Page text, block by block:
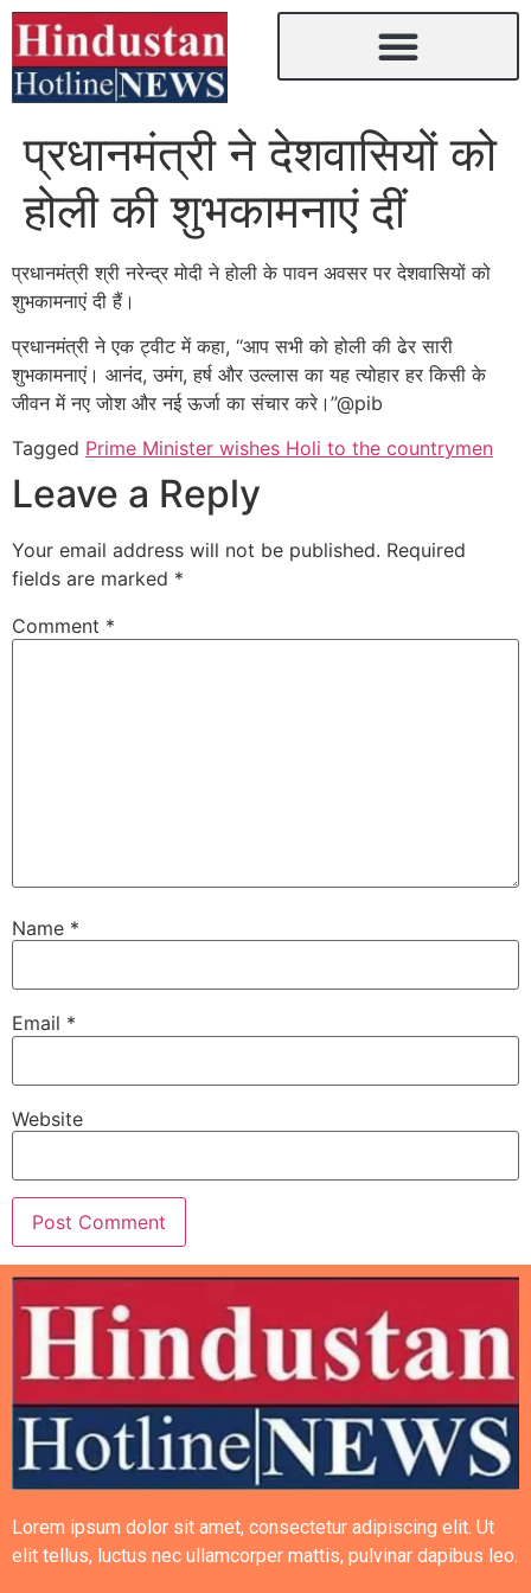
प्रधानमंत्री ने देशवासियों को
होली की शुभकामनाएं दीं
प्रधानमंत्री श्री नरेन्द्र मोदी ने होली के पावन अवसर पर देशवासियों को
शुभकामनाएं दी हैं।
प्रधानमंत्री ने एक ट्वीट में कहा, ‘‘आप सभी को होली की ढेर सारी
शुभकामनाएं। आनंद, उमंग, हर्ष और उल्लास का यह त्योहार हर किसी के
जीवन में नए जोश और नई ऊर्जा का संचार करे।’’@pib
Tagged Prime Minister wishes Holi to the countrymen
Leave a Reply
Your email address will not be published. Required
fields are marked *
Comment *
Name *
Email *
Website
Lorem ipsum dolor sit amet, consectetur adipiscing elit. Ut
elit tellus, luctus nec ullamcorper mattis, pulvinar dapibus leo.